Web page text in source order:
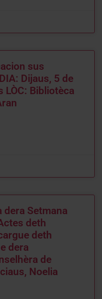
sus
Dijaus, 5 de
LÒC: Bibliotèca
dera Setmana
deth
deth
dera
de
Noelia